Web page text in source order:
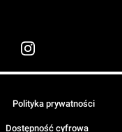
Polityka prywatności
Dostępność cyfrowa